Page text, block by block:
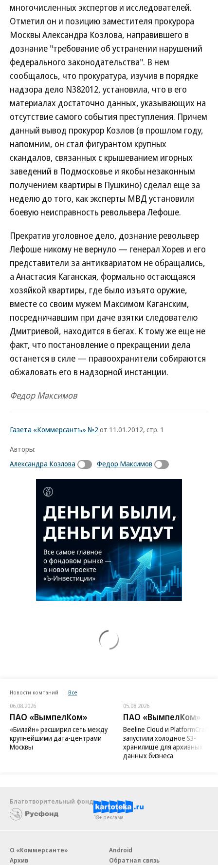
многочисленных экспертов и исследователей.
Отметил он и позицию заместителя прокурора
Москвы Александра Козлова, направившего в
дознание "требование об устранении нарушений
федерального законодательства". В нем
сообщалось, что прокуратура, изучив в порядке
надзора дело N382012, установила, что в его
материалах достаточно данных, указывающих на
отсутствие самого события преступления. Причем
данный вывод прокурор Козлов (в прошлом году,
напомним, он стал фигурантом крупных
скандалов, связанных с крышеванием игорных
заведений в Подмосковье и якобы незаконным
получением квартиры в Пушкино) сделал еще за
неделю до того, как эксперты МВД установили
боевую неисправность револьвера Лефоше.
Прекратив уголовное дело, дознание револьвер
Лефоше никому не вернуло — генерал Хорев и его
представители за антиквариатом не обращались,
а Анастасия Каганская, формально остающаяся
хозяйкой квартиры, где было изъято оружие,
вместе со своим мужем Максимом Каганским,
посредничавшим при даче взятки следователю
Дмитриевой, находится в бегах. К тому же еще не
факт, что постановление о прекращении дела
останется в силе — правоохранители собираются
обжаловать его в надзорной инстанции.
Федор Максимов
Газета «Коммерсантъ» №2 от 11.01.2012, стр. 1
Авторы:
Александра Козлова
Федор Максимов
Новости компаний Все
06.08.2026
ПАО «ВымпелКом»
«Билайн» расширил сеть между
крупнейшими дата-центрами
Москвы
05.08.2026
ПАО «ВымпелКом»
Beeline Cloud и PlatformCraft
запустили холодное S3-
хранилище для архивных
данных бизнеса
Благотворительный фонд
18+ реклама
О «Коммерсанте»
Архив
Android
Обратная связь